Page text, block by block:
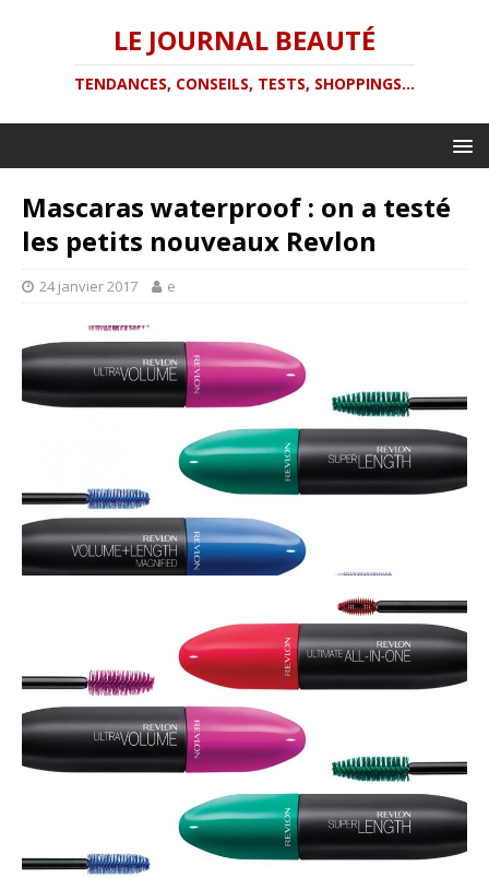
LE JOURNAL BEAUTÉ
TENDANCES, CONSEILS, TESTS, SHOPPINGS...
Mascaras waterproof : on a testé
les petits nouveaux Revlon
24 janvier 2017 e